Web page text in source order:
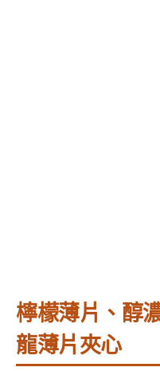
檸檬薄片、醇
龍薄片夾心